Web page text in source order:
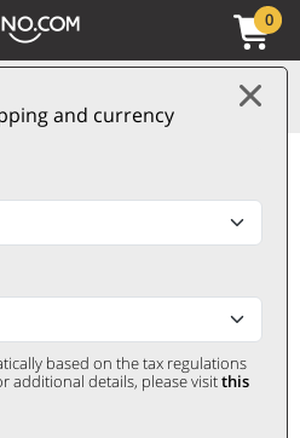
and currency
based on the tax regulations
additional details, please visitthis
0
2023